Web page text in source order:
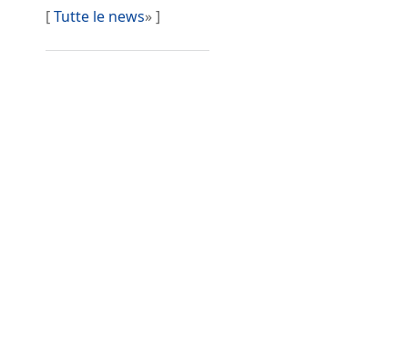
[Tutte le news» ]